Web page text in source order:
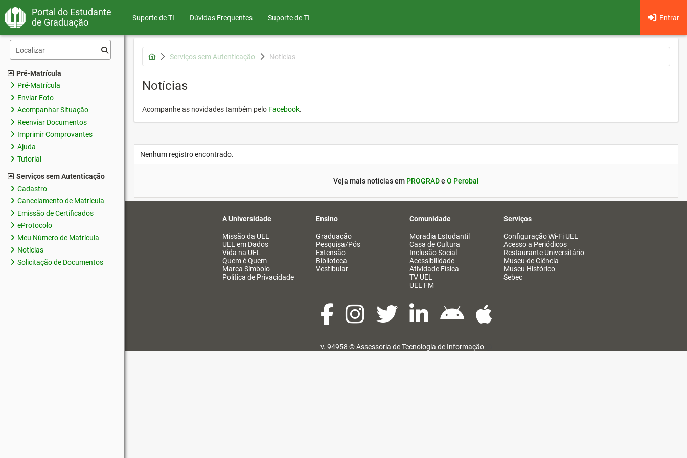
Portal do Estudante
de Graduação
Suporte de TI Dúvidas Frequentes Entrar
Suporte de TI
Pré-Matrícula
Pré-Matrícula
Enviar Foto
Acompanhar Situação
Reenviar Documentos
Imprimir Comprovantes
Ajuda
Tutorial
Serviços sem Autenticação
Cadastro
Cancelamento de Matrícula
Emissão de Certificados
eProtocolo
Meu Número de Matrícula
Notícias
Solicitação de Documentos
Serviços sem Autenticação Notícias
Notícias
Acompanhe as novidades também pelo Facebook.
Nenhum registro encontrado.
Veja mais notícias em PROGRADe O Perobal
A Universidade
Missão da UEL
UEL em Dados
Vida na UEL
Quem é Quem
Marca Símbolo
Política de Privacidade
Ensino
Graduação
Pesquisa/Pós
Extensão
Biblioteca
Vestibular
Comunidade
Moradia Estudantil
Casa de Cultura
Inclusão Social
Acessibilidade
Atividade Física
TV UEL
UEL FM
Serviços
Configuração Wi-Fi UEL
Acesso a Periódicos
Restaurante Universitário
Museu de Ciência
Museu Histórico
Sebec
v. 94958 ©Assessoria de Tecnologia de Informação